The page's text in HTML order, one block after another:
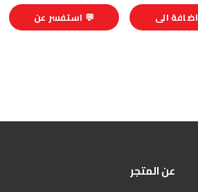
اضافة الى
💬 استفسر عن
عن المتجر